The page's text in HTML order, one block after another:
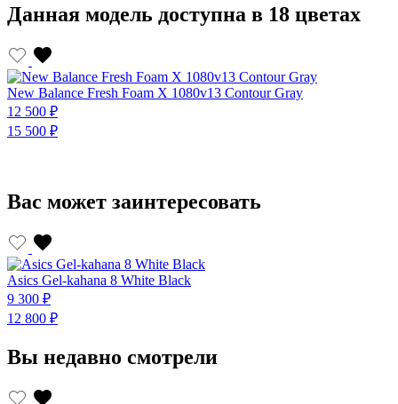
Данная модель доступна в 18 цветах
New Balance Fresh Foam X 1080v13 Contour Gray
12 500 ₽
15 500 ₽
Вас может заинтересовать
Asics Gel-kahana 8 White Black
9 300 ₽
12 800 ₽
Вы недавно смотрели